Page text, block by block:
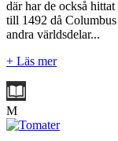
där har de också
till 1492 då
andra världsdelar...
+ Läs mer
M